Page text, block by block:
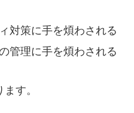
対策に手を煩わされる
管理に手を煩わされる
す。